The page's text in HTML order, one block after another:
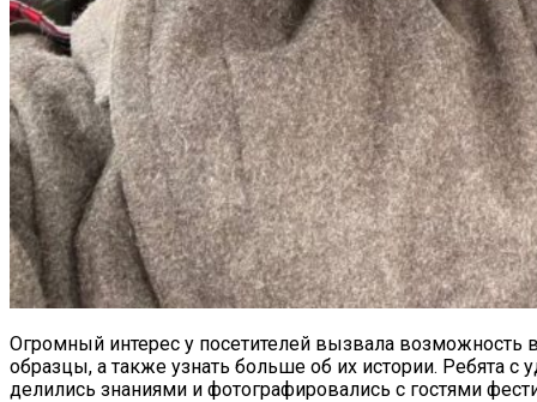
Огромный интерес у посетителей вызвала возможность
образцы, а также узнать больше об их истории. Ребята с
делились знаниями и фотографировались с гостями